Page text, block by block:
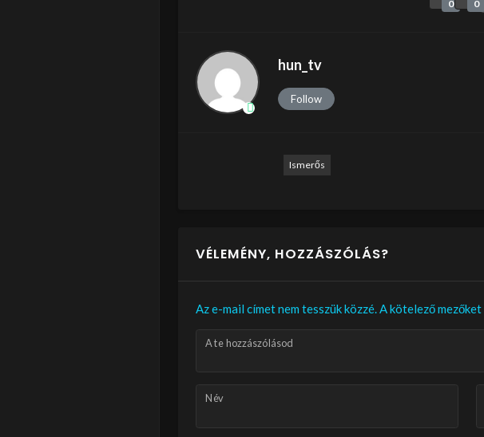
0 0
hun_tv
Follow
Ismerős
VÉLEMÉNY, HOZZÁSZÓLÁS?
Az e-mail címet nem tesszük közzé. A kötelező mezőket
A te hozzászólásod
Név